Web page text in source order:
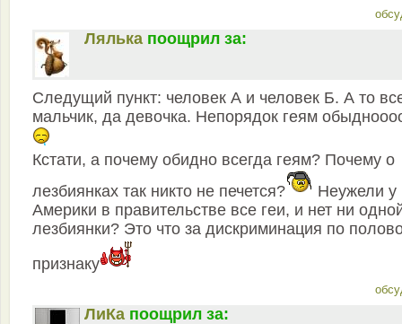
Лялька поощрил за:
Следущий пункт: человек А и человек Б. А то
мальчик, да девочка. Непорядок геям
Кстати, а почему обидно всегда геям? Почему о
лезбиянках так никто не печется?
Неужели у
Америки в правительстве все геи, и нет ни
лезбиянки? Это что за дискриминация по
признаку
ЛиКа поощрил за: